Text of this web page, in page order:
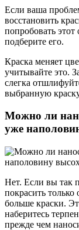
Если ваша
восстановить
попробовать этот
подберите его.
Краска меняет
учитывайте это.
слегка
выбранную
Можно ли
уже
Нет. Если вы так
покрасить только
больше краски.
наберитесь
прежде чем